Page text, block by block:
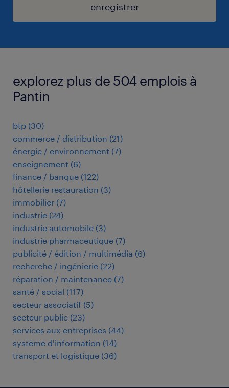
enregistrer
explorez plus de 504 emplois à
Pantin
btp (30)
commerce / distribution (21)
énergie / environnement (7)
enseignement (6)
finance / banque (122)
hôtellerie restauration (3)
immobilier (7)
industrie (24)
industrie automobile (3)
industrie pharmaceutique (7)
publicité / édition / multimédia (6)
recherche / ingénierie (22)
réparation / maintenance (7)
santé / social (117)
secteur associatif (5)
secteur public (23)
services aux entreprises (44)
système d'information (14)
transport et logistique (36)